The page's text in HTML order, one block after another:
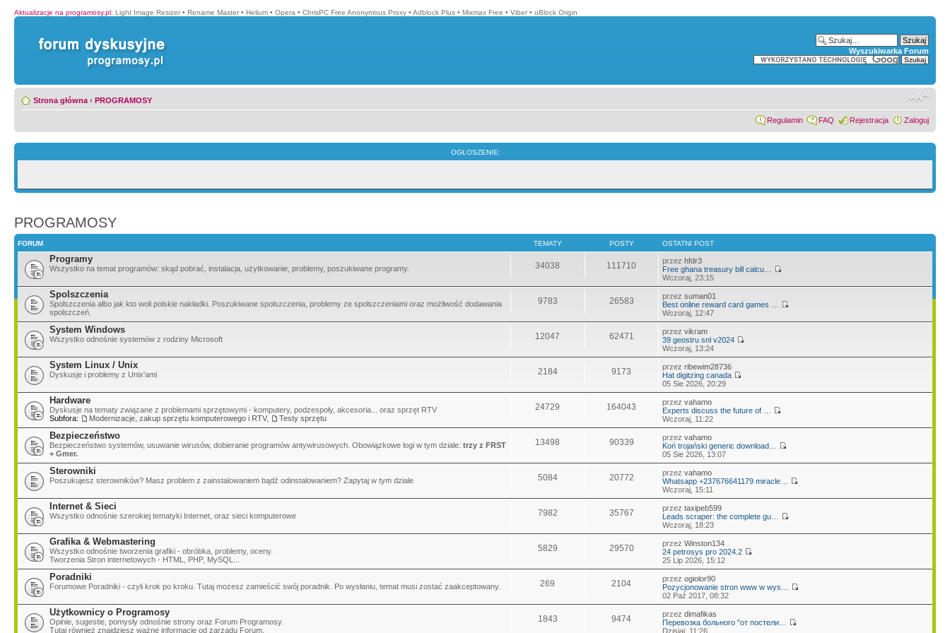
Aktualizacje na programosy.pl: Light Image Resizer • Rename Master • Helium • Opera • ChrisPC Free Anonymous Proxy • Adblock Plus • Mixmax Free • Viber • uBlock Origin
Wyszukiwarka Forum
Strona główna ‹ PROGRAMOSY
Regulamin FAQ Rejestracja Zaloguj
OGŁOSZENIE:
PROGRAMOSY
FORUM TEMATY POSTY OSTATNI POST
Programy
Wszystko na temat programów: skąd pobrać, instalacja, użytkowanie, problemy, poszukiwane programy. 34038 111710 przezhfdr3
Free ghana treasury bill calcu…
Wczoraj, 23:15
Spolszczenia
Spolszczenia albo jak kto woli polskie nakładki. Poszukiwane spolszczenia, problemy ze spolszczeniami oraz możliwość dodawania
spolszczeń.
9783 26583 przezsuman01
Best online reward card games …
Wczoraj, 12:47
System Windows
Wszystko odnośnie systemów z rodziny Microsoft 12047 62471 przezvikram
39 geostru snl v2024
Wczoraj, 13:24
System Linux / Unix
Dyskusje i problemy z Unix'ami 2184 9173 przezribewim28736
Hat digitzing canada
05 Sie 2026, 20:29
Hardware
Dyskusje na tematy związane z problemami sprzętowymi - komputery, podzespoły, akcesoria... oraz sprzęt RTV
Subfora:
Modernizacje, zakup sprzętu komputerowego i RTV, Testy sprzętu
24729 164043 przezvahamo
Experts discuss the future of …
Wczoraj, 11:22
Bezpieczeństwo
Bezpieczeństwo systemów, usuwanie wirusów, dobieranie programów antywirusowych. Obowiązkowe logi w tym dziale: trzy z FRST
+ Gmer.
13498 90339 przezvahamo
Koń trojański generic download…
05 Sie 2026, 13:07
Sterowniki
Poszukujesz sterowników? Masz problem z zainstalowaniem bądź odinstalowaniem? Zapytaj w tym dziale 5084 20772 przezvahamo
Whatsapp +237676641179 miracle…
Wczoraj, 15:11
Internet & Sieci
Wszystko odnośnie szerokiej tematyki Internet, oraz sieci komputerowe 7982 35767 przeztaxipeb599
Leads scraper: the complete gu…
Wczoraj, 18:23
Grafika & Webmastering
Wszystko odnośnie tworzenia grafiki - obróbka, problemy, oceny.
Tworzenia Stron internetowych - HTML, PHP, MySQL...
5829 29570 przezWinston134
24 petrosys pro 2024.2
25 Lip 2026, 15:12
Poradniki
Forumowe Poradniki - czyli krok po kroku. Tutaj możesz zamieścić swój poradnik. Po wysłaniu, temat musi zostać zaakceptowany. 269 2104 przezogiolor90
Pozycjonowanie stron www w wys…
02 Paź 2017, 08:32
Użytkownicy o Programosy
Opinie, sugestie, pomysły odnośnie strony oraz Forum Programosy.
Tutaj również znajdziesz ważne informacje od zarządu Forum.
1843 9474 przezdimafikas
Перевозка больного "от постели…
Dzisiaj, 11:26